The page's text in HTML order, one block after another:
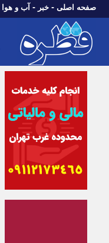
صفحه اصلی - خبر - آب و هوا